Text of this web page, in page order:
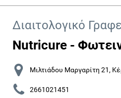
Διαιτολογικό
Nutricure -
Μιλτιάδου Μαργαρίτη 21,
2661021451